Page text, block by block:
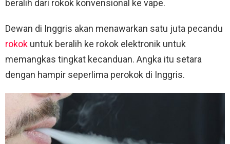
beralih dari rokok konvensional ke vape.
Dewan di Inggris akan menawarkan satu juta pecandu
rokok untuk beralih ke rokok elektronik untuk
memangkas tingkat kecanduan. Angka itu setara
dengan hampir seperlima perokok di Inggris.